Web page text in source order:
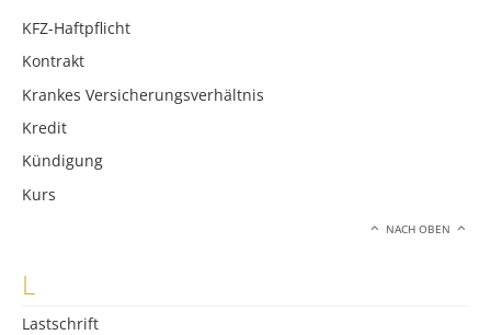
KFZ-Haftpflicht
Kontrakt
Krankes Versicherungsverhältnis
Kredit
Kündigung
Kurs
NACH OBEN
L
Lastschrift